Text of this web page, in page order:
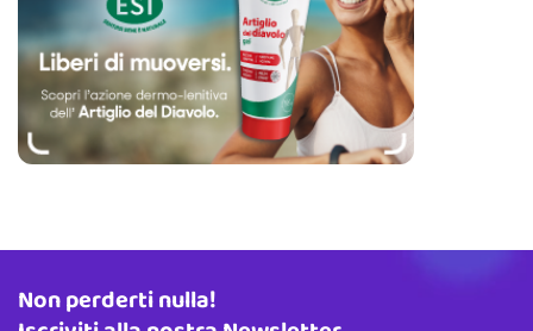
Indirizzo email
Non perderti nulla!